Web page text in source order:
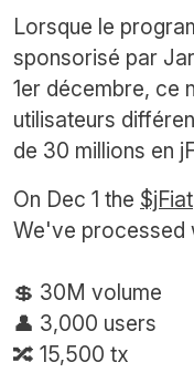
Lorsque le
sponsorisé par
1er décembre, ce
utilisateurs
de 30 millions en
On Dec 1 the $jFiat
We've processed
💲 30M volume
👤 3,000 users
🔀 15,500 tx